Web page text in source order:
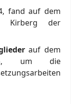
fand auf dem
Kirberg der
auf dem
um die